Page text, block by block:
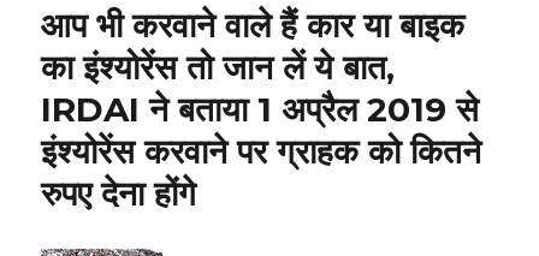
आप भी करवाने वाले हैं कार या बाइक
का इंश्योरेंस तो जान लें ये बात,
IRDAI ने बताया 1 अप्रैल 2019 से
इंश्योरेंस करवाने पर ग्राहक को कितने
रुपए देना होंगे